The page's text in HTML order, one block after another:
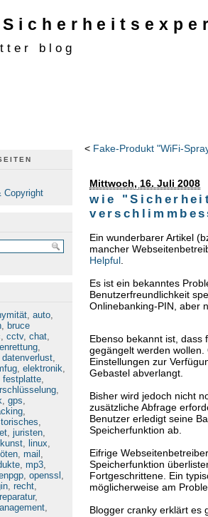
blog
Copyright
, auto,
, bruce
, cctv, chat,
,
datenverlust,
, elektronik,
festplatte,
,
, gps,
,
,
, juristen,
kunst, linux,
löten, mail ,
, mp3,
, openssl ,
, recht,
reparatur,
,
< Fake-Produkt "WiFi-
Mittwoch, 16. Juli 2008
wie
Ein wunderbarer Artikel
mancher
Helpful
Es ist ein bekanntes
Benutzerfreundlichkeit
Onlinebanking-PIN, aber
Ebenso bekannt ist, dass
gegängelt werden
Einstellungen zur
Gebastel abverlangt.
Bisher wird jedoch nicht
zusätzliche Abfrage
Benutzer erledigt seine
Speicherfunktion ab.
Eifrige
Speicherfunktion
Fortgeschrittene. Ein
möglicherweise am
Blogger cranky erklärt es